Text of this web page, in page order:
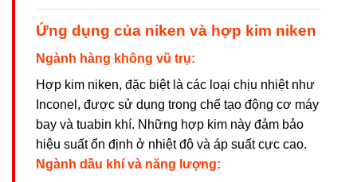
Ứng dụng của niken và hợp kim niken
Ngành hàng không vũ trụ:
Hợp kim niken, đặc biệt là các loại chịu nhiệt như
Inconel, được sử dụng trong chế tạo động cơ máy
bay và tuabin khí. Những hợp kim này đảm bảo
hiệu suất ổn định ở nhiệt độ và áp suất cực cao.
Ngành dầu khí và năng lượng: